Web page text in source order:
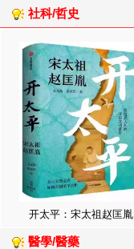
社科/哲史
开太平：宋太祖赵匡胤
醫學/醫藥